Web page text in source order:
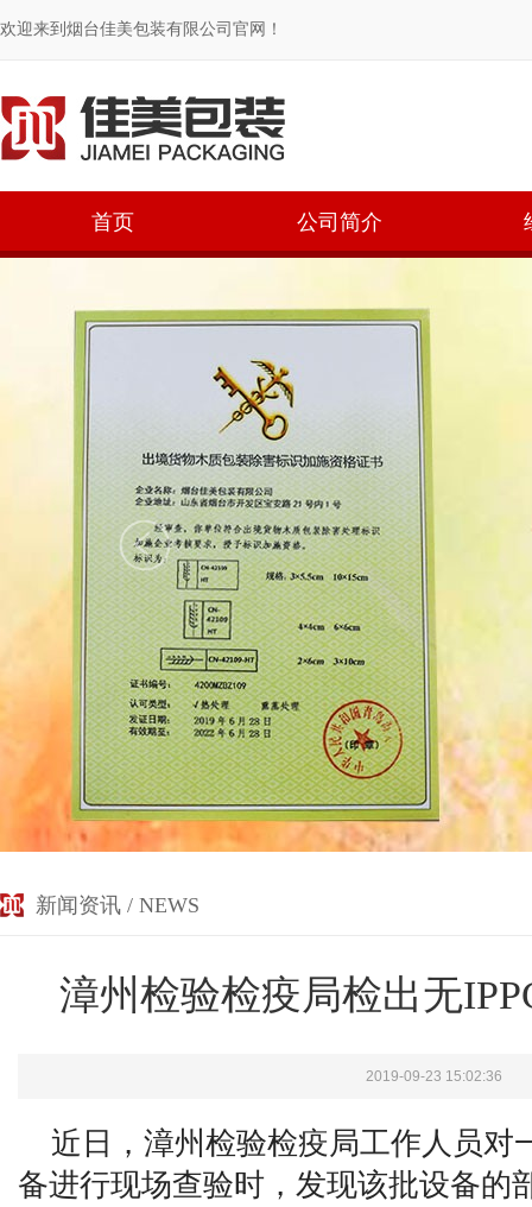
欢迎来到烟台佳美包装有限公司官网！
首页 公司简介
新闻资讯 / NEWS
漳州检验检疫局检出无
2019-09-23 15:02:36
近日，漳州检验检疫局工作人员对
备进行现场查验时，发现该批设备的